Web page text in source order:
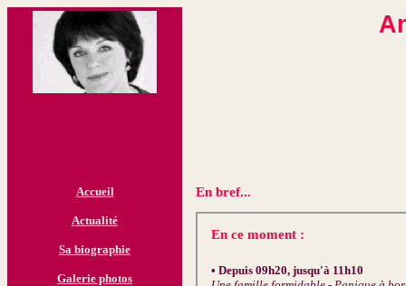
Accueil
Actualité
Sa biographie
Galerie photos
En bref...